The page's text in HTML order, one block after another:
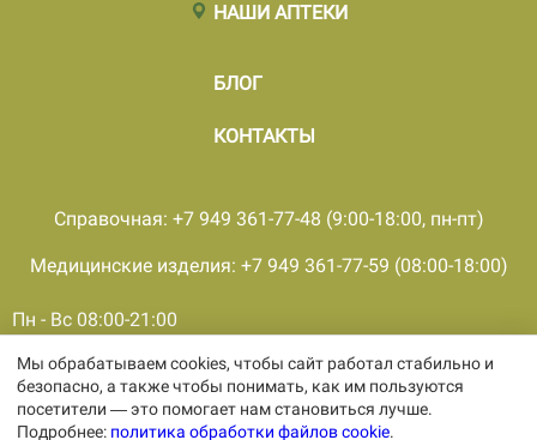
НАШИ АПТЕКИ
БЛОГ
КОНТАКТЫ
Пн - Вс 08:00-21:00
Справочная: +7 949 361-77-48 (9:00-18:00, пн-пт)
Медицинские изделия: +7 949 361-77-59 (08:00-18:00)
© 2001 - 2026, все права защищены, ООО «ПКМФ «Ольвия-
Мединвест», ИНН 9308009362 КПП 930301001
Политика конфиденциальности
Мы обрабатываем cookies, чтобы сайт работал стабильно и
безопасно, а также чтобы понимать, как им пользуются
посетители — это помогает нам становиться лучше.
Подробнее: политика обработки файлов cookie.